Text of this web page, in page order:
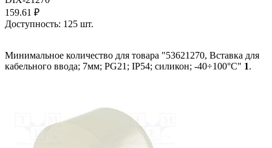
159.61 ₽
Доступность: 125 шт.
Минимальное количество для товара "53621270, Вставка для
кабельного ввода; 7мм; PG21; IP54; силикон; -40÷100°C" 1.